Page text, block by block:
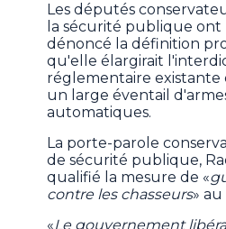
Les députés
la sécurité publique
dénoncé la définition
qu'elle élargirait
réglementaire existante
un large éventail
automatiques.
La porte-parole
de sécurité publique,
qualifié la mesure de «
contre les chasseurs» au
«Le gouvernement